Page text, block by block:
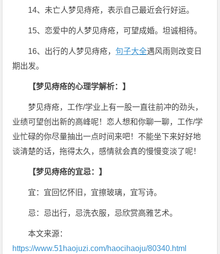
14、未亡人梦见痔疮，表示自己最近会行好运。
15、恋爱中的人梦见痔疮，可望成婚。坦诚相待。
16、出行的人梦见痔疮， 句子大全遇风雨则改变日
期出发。
【梦见痔疮的心理学解析：】
梦见痔疮，工作/学业上有一股一直往前冲的劲头，
业绩可望创出新的高峰呢！恋人想和你聊一聊，工作/学
业忙碌的你尽量抽出一点时间来吧！不能坐下来好好地
谈清楚的话，拖得太久，感情就会真的慢慢变淡了呢！
【梦见痔疮的宜忌：】
宜：宜回忆怀旧，宜擦玻璃，宜写诗。
忌：忌出行，忌洗衣服，忌欣赏高雅艺术。
本文来源：
https://www.51haojuzi.com/haocihaoju/80340.html